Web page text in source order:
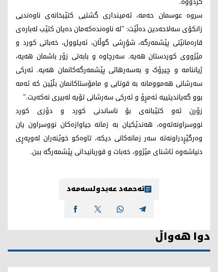
سروە عوسمان حەمە، ئەمینداری گشتیی کتێبخانەی ناوەندیی
زانکۆی سەلاحەدین دەڵێت: "لە ناوەندەکەمان دەیان کتێب لەبارەی
قارەمانێتی پێشمەرگە، شۆڕشی گوڵان، ئەیلوول، خەباتی کورد و
مێژووی کوردستان هەیە. سەرچاوە و بابەتی زۆر باشمان هەیە،
ژیاننامە و چیرۆک و بەسەرهاتی پێشمەرگەکانمان هەیە. ئەرکی
سەرشانی هەموومانە بە قوتابی و مامۆستاکانمان بڵێین کە ئەمە
بوو گەیاندیتییە ئەمڕۆ و ئەرکی سەرشانی تۆیە لەبیری نەکەیت."
زۆرن ئەو کتێبانەی بۆ ناساندنی کورد و دۆزی کورد
نووسراونەتەوە، هەندێکیان بە زمانە جیاوازەکان نووسراون یان
وەرگێڕدراونەتە سەر زمانەکانی دیکە، تاوەکو خوێنەران لەوپەڕی
دنیاشەوە ئاشنای مێژوو، خەبات و قوربانیدانی پێشمەرگە ببن.
ئەحمەد عەبدولسەمەد
دوا هەواڵ